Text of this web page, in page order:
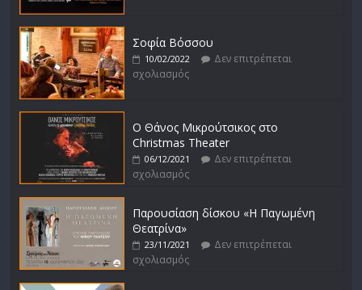
Σοφία Βόσσου
10/02/2022
Δεν επιτρέπεται
σχολιασμός
Ο Θάνος Μικρούτσικος στο
Christmas Theater
06/12/2021
Δεν επιτρέπεται
σχολιασμός
Παρουσίαση δίσκου «Η Παγωμένη
Θεατρίνα»
23/11/2021
Δεν επιτρέπεται
σχολιασμός